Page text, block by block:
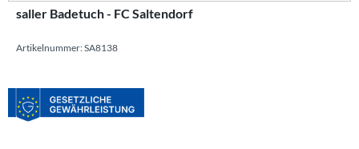
saller Badetuch - FC Saltendorf
Artikelnummer: SA8138